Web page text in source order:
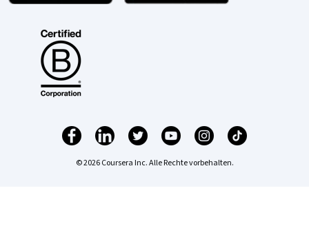
© 2026 Coursera Inc. Alle Rechte vorbehalten.